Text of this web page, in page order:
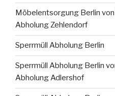
Möbelentsorgung Berlin
Abholung Zehlendorf
Sperrmüll Abholung Berlin
Sperrmüll Abholung Berlin
Abholung Adlershof